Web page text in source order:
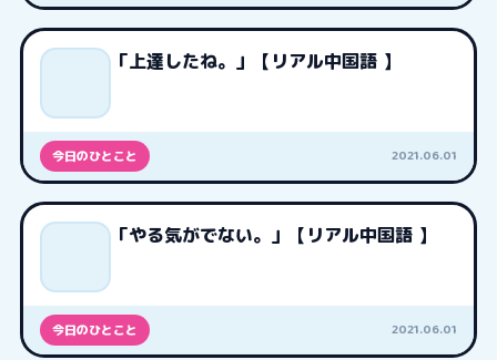
「上達したね。」【リアル中国語 】
今日のひとこと 2021.06.01
「やる気がでない。」【リアル中国語 】
今日のひとこと 2021.06.01